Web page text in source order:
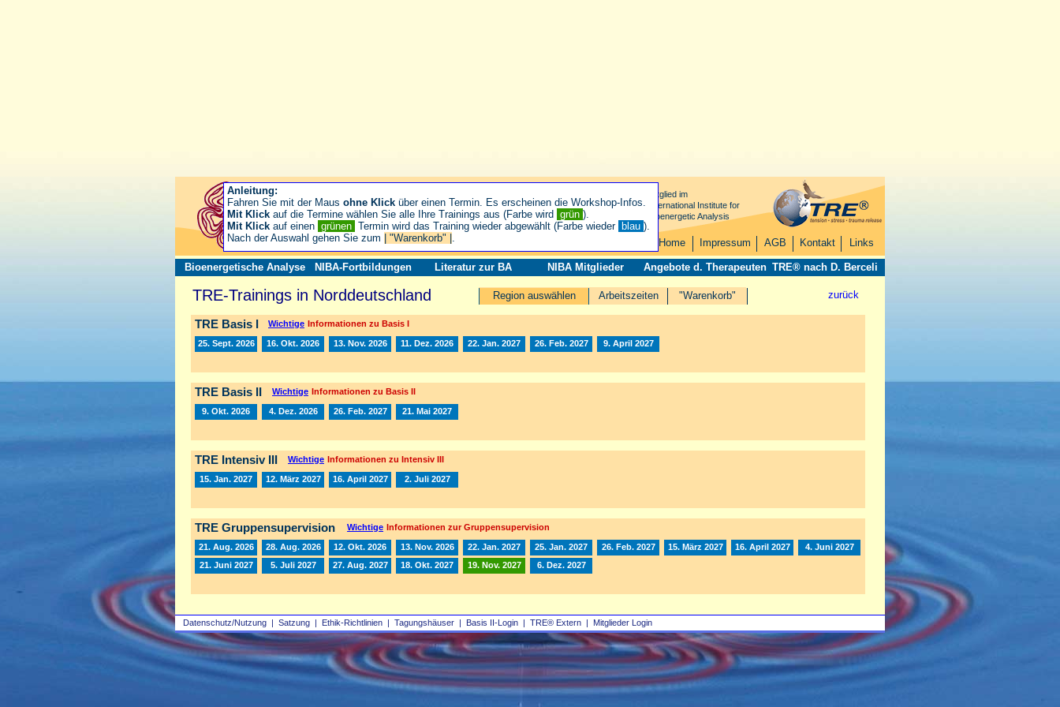
Datenschutz/Nutzung | Satzung | Ethik-Richtlinien | Tagungshäuser | Basis II‑Login | TRE® Extern | Mitglieder Login
Mitglied im
International Institute for
Bioenergetic Analysis
Home Impressum AGB Kontakt Links
Bioenergetische Analyse NIBA-Fortbildungen Literatur zur BA NIBA Mitglieder Angebote d. Therapeuten TRE® nach D. Berceli
zurück
Arbeitszeiten "Warenkorb"
TRE-Trainings in Norddeutschland Region auswählen
TRE Basis I Wichtige Informationen zu Basis I
25. Sept. 2026 16. Okt. 2026 13. Nov. 2026 11. Dez. 2026 22. Jan. 2027 26. Feb. 2027 9. April 2027
TRE Basis II Wichtige Informationen zu Basis II
9. Okt. 2026 4. Dez. 2026 26. Feb. 2027 21. Mai 2027
TRE Intensiv III Wichtige Informationen zu Intensiv III
15. Jan. 2027 12. März 2027 16. April 2027 2. Juli 2027
TRE Gruppensupervision Wichtige Informationen zur Gruppensupervision
21. Aug. 2026 28. Aug. 2026 12. Okt. 2026 13. Nov. 2026 22. Jan. 2027 25. Jan. 2027 26. Feb. 2027 15. März 2027 16. April 2027
4. Juni 2027
21. Juni 2027
5. Juli 2027 27. Aug. 2027 18. Okt. 2027 19. Nov. 2027 6. Dez. 2027
Anleitung:
Fahren Sie mit der Maus ohne Klick über einen Termin. Es erscheinen die Workshop-Infos.
Mit Klick auf die Termine wählen Sie alle Ihre Trainings aus (Farbe wird grün ).
Mit Klick auf einen grünen Termin wird das Training wieder abgewählt (Farbe wieder blau ).
Nach der Auswahl gehen Sie zum
| "Warenkorb" | .